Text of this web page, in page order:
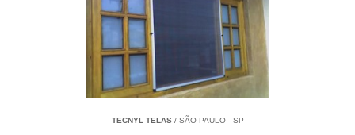
TECNYL TELAS/ SÃO PAULO - SP